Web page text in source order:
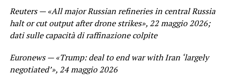
Reuters — «All major Russian refineries in central Russia
halt or cut output after drone strikes», 22 maggio 2026;
dati sulle capacità di raffinazione colpite
Euronews — «Trump: deal to end war with Iran ‘largely
negotiated’», 24 maggio 2026